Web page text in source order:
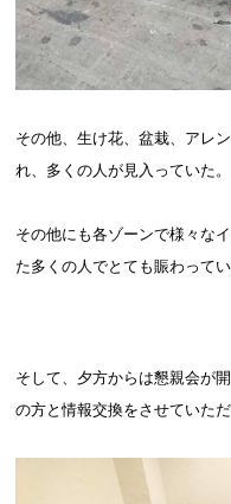
その他、生け花、盆栽、アレ
れ、多くの人が見入っていた。
その他にも各ゾーンで様々な
た多くの人でとても賑わって
そして、夕方からは懇親会が
の方と情報交換をさせていた